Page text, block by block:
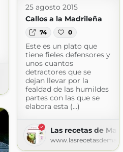
25 agosto 2015
Callos a la Madrileña
74 0
Este es un plato que
tiene fieles defensores y
unos cuantos
detractores que se
dejan llevar por la
fealdad de las humildes
partes con las que se
elabora esta (...)
Las recetas de